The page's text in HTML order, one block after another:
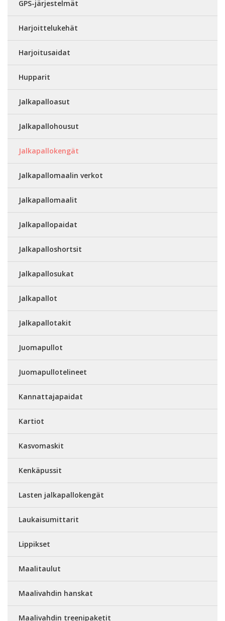
GPS-järjestelmät
Harjoittelukehät
Harjoitusaidat
Hupparit
Jalkapalloasut
Jalkapallohousut
Jalkapallokengät
Jalkapallomaalin verkot
Jalkapallomaalit
Jalkapallopaidat
Jalkapalloshortsit
Jalkapallosukat
Jalkapallot
Jalkapallotakit
Juomapullot
Juomapullotelineet
Kannattajapaidat
Kartiot
Kasvomaskit
Kenkäpussit
Lasten jalkapallokengät
Laukaisumittarit
Lippikset
Maalitaulut
Maalivahdin hanskat
Maalivahdin treenipaketit